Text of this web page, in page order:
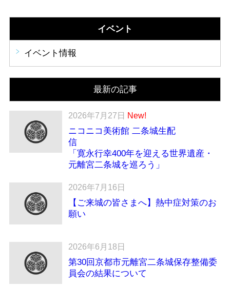
イベント
イベント情報
最新の記事
2026年7月27日 New!
ニコニコ美術館 二条城生配
「寛永行幸400年を迎える世界遺産・
元離宮二条城を巡ろう」
2026年7月16日
【ご来城の皆さまへ】熱中症対策のお
願い
2026年6月18日
第30回京都市元離宮二条城保存整備委
員会の結果について